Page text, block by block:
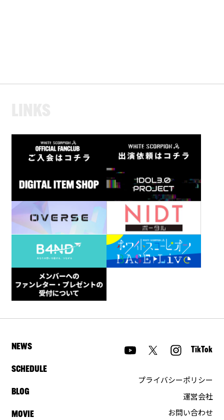
NEWS
SCHEDULE
BLOG
MOVIE
TikTok
プライバシーポリシー
運営会社
お問い合わせ